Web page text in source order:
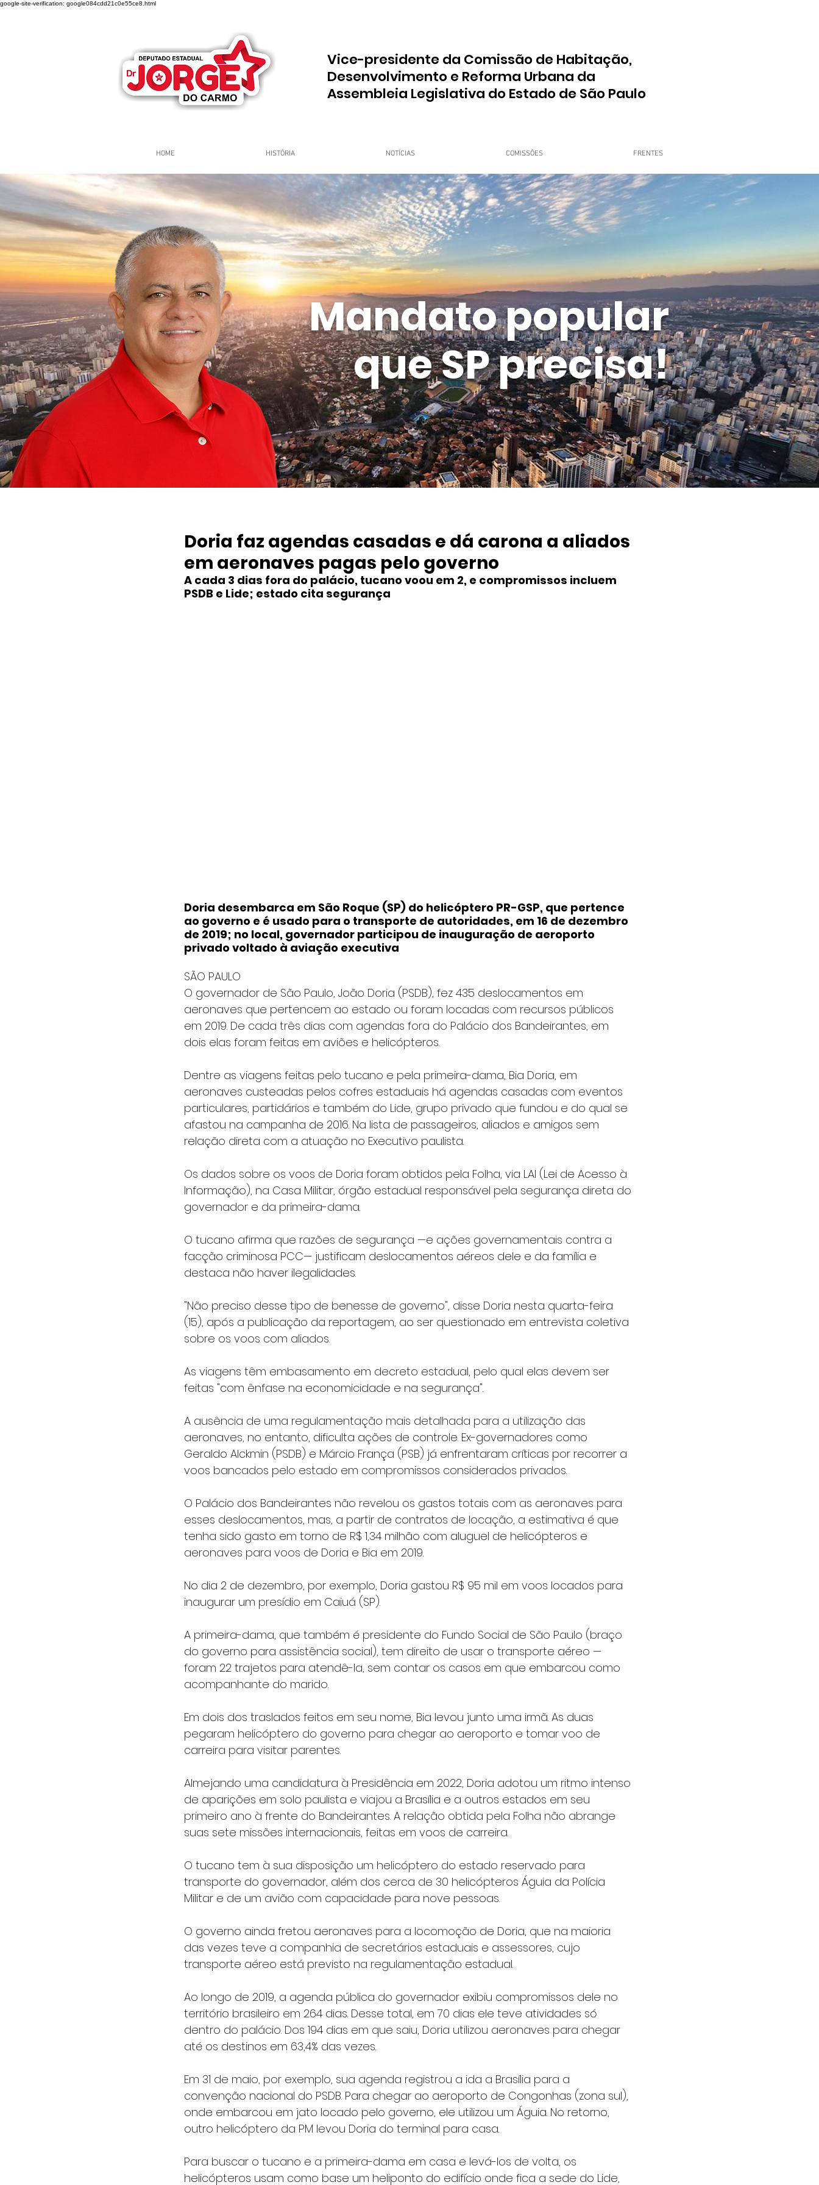
google-site-verification: google084cdd21c0e55ce8.html
Vice-presidente da Comissão de Habitação,
Desenvolvimento e Reforma Urbana da
Assembleia Legislativa do Estado de São Paulo
HOME HISTÓRIA NOTÍCIAS COMISSÕES FRENTES
Doria faz agendas casadas e dá carona a aliados
em aeronaves pagas pelo governo
A cada 3 dias fora do palácio, tucano voou em 2, e compromissos incluem
PSDB e Lide; estado cita segurança
Doria desembarca em São Roque (SP) do helicóptero PR-GSP, que pertence
ao governo e é usado para o transporte de autoridades, em 16 de dezembro
de 2019; no local, governador participou de inauguração de aeroporto
privado voltado à aviação executiva
SÃO PAULO
O governador de São Paulo, João Doria (PSDB), fez 435 deslocamentos em
aeronaves que pertencem ao estado ou foram locadas com recursos públicos
em 2019. De cada três dias com agendas fora do Palácio dos Bandeirantes, em
dois elas foram feitas em aviões e helicópteros.
Dentre as viagens feitas pelo tucano e pela primeira-dama, Bia Doria, em
aeronaves custeadas pelos cofres estaduais há agendas casadas com eventos
particulares, partidários e também do Lide, grupo privado que fundou e do qual se
afastou na campanha de 2016. Na lista de passageiros, aliados e amigos sem
relação direta com a atuação no Executivo paulista.
Os dados sobre os voos de Doria foram obtidos pela Folha, via LAI (Lei de Acesso à
Informação), na Casa Militar, órgão estadual responsável pela segurança direta do
governador e da primeira-dama.
O tucano afirma que razões de segurança —e ações governamentais contra a
facção criminosa PCC— justificam deslocamentos aéreos dele e da família e
destaca não haver ilegalidades.
"Não preciso desse tipo de benesse de governo", disse Doria nesta quarta-feira
(15), após a publicação da reportagem, ao ser questionado em entrevista coletiva
sobre os voos com aliados.
As viagens têm embasamento em decreto estadual, pelo qual elas devem ser
feitas "com ênfase na economicidade e na segurança".
A ausência de uma regulamentação mais detalhada para a utilização das
aeronaves, no entanto, dificulta ações de controle. Ex-governadores como
Geraldo Alckmin (PSDB) e Márcio França (PSB) já enfrentaram críticas por recorrer a
voos bancados pelo estado em compromissos considerados privados.
O Palácio dos Bandeirantes não revelou os gastos totais com as aeronaves para
esses deslocamentos, mas, a partir de contratos de locação, a estimativa é que
tenha sido gasto em torno de R$ 1,34 milhão com aluguel de helicópteros e
aeronaves para voos de Doria e Bia em 2019.
No dia 2 de dezembro, por exemplo, Doria gastou R$ 95 mil em voos locados para
inaugurar um presídio em Caiuá (SP).
A primeira-dama, que também é presidente do Fundo Social de São Paulo (braço
do governo para assistência social), tem direito de usar o transporte aéreo —
foram 22 trajetos para atendê-la, sem contar os casos em que embarcou como
acompanhante do marido.
Em dois dos traslados feitos em seu nome, Bia levou junto uma irmã. As duas
pegaram helicóptero do governo para chegar ao aeroporto e tomar voo de
carreira para visitar parentes.
Almejando uma candidatura à Presidência em 2022, ​Doria adotou um ritmo intenso
de aparições em solo paulista e viajou a Brasília e a outros estados em seu
primeiro ano à frente do Bandeirantes. A relação obtida pela Folha não abrange
suas sete missões internacionais, feitas em voos de carreira.
O tucano tem à sua disposição um helicóptero do estado reservado para
transporte do governador, além dos cerca de 30 helicópteros Águia da Polícia
Militar e de um avião com capacidade para nove pessoas.
O governo ainda fretou aeronaves para a locomoção de Doria, que na maioria
das vezes teve a companhia de secretários estaduais e assessores, cujo
transporte aéreo está previsto na regulamentação estadual.
Ao longo de 2019, a agenda pública do governador exibiu compromissos dele no
território brasileiro em 264 dias. Desse total, em 70 dias ele teve atividades só
dentro do palácio. Dos 194 dias em que saiu, Doria utilizou aeronaves para chegar
até os destinos em 63,4% das vezes.
Em 31 de maio, por exemplo, sua agenda registrou a ida a Brasília para a
convenção nacional do PSDB. Para chegar ao aeroporto de Congonhas (zona sul),
onde embarcou em jato locado pelo governo, ele utilizou um Águia. No retorno,
outro helicóptero da PM levou Doria do terminal para casa.
Para buscar o tucano e a primeira-dama em casa e levá-los de volta, os
helicópteros usam como base um heliponto do edifício onde fica a sede do Lide,
Mandato popular
que SP precisa!